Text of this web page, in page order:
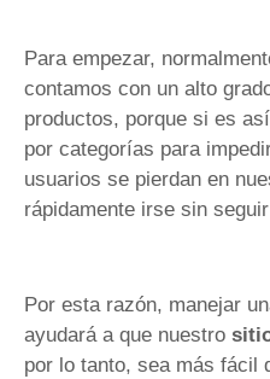
Para empezar,
contamos con un alto
productos, porque si es
por categorías para
usuarios se pierdan en
rápidamente irse sin
Por esta razón, manejar
ayudará a que nuestro
por lo tanto, sea más fácil